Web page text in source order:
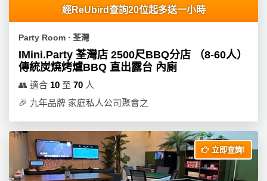
經ReUbird查詢20位起多送一小時
Party Room ∙ 荃灣
IMini.Party 荃灣店 2500尺BBQ分店 （8-60人）
傳統炭燒烤爐BBQ 直出露台 內廁
👥 適合 10 至 70 人
🎉 九年品牌 家庭私人公司聚會之
立即查詢!